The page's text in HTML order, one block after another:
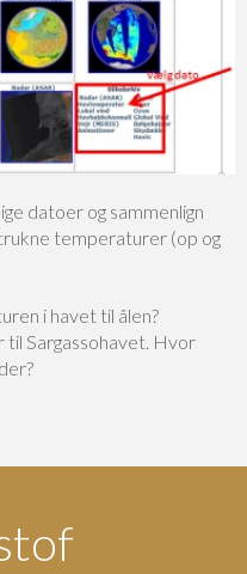
datoer og sammenlign
temperaturer (op og
i havet til ålen?
til Sargassohavet. Hvor